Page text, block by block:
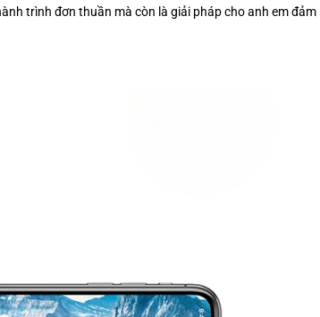
trình đơn thuần mà còn là giải pháp cho anh em đảm